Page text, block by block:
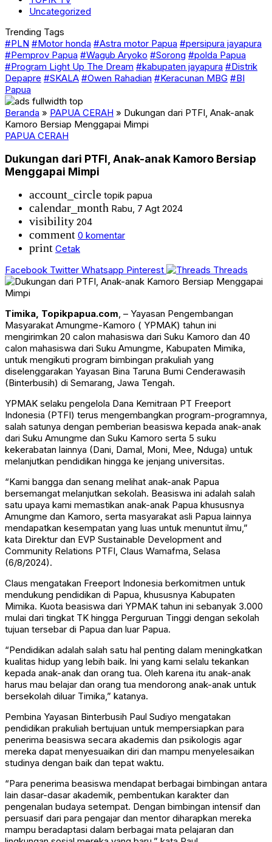
Uncategorized
Trending Tags
#PLN #Motor honda #Astra motor Papua #persipura jayapura
#Pemprov Papua #Wagub Aryoko #Sorong #polda Papua
#Program Light Up The Dream #kabupaten jayapura #Distrik
Depapre #SKALA #Owen Rahadian #Keracunan MBG #BI
Papua
Beranda » PAPUA CERAH » Dukungan dari PTFI, Anak-anak
Kamoro Bersiap Menggapai Mimpi
PAPUA CERAH
Dukungan dari PTFI, Anak-anak Kamoro Bersiap
Menggapai Mimpi
account_circle topik papua
calendar_month Rabu, 7 Agt 2024
visibility 204
comment 0 komentar
print Cetak
Facebook Twitter Whatsapp Pinterest Threads
Timika, Topikpapua.com, – Yayasan Pengembangan
Masyarakat Amungme-Kamoro ( YPMAK) tahun ini
mengirimkan 20 calon mahasiswa dari Suku Kamoro dan 40
calon mahasiswa dari Suku Amungme, Kabupaten Mimika,
untuk mengikuti program bimbingan prakuliah yang
diselenggarakan Yayasan Bina Taruna Bumi Cenderawasih
(Binterbusih) di Semarang, Jawa Tengah.
YPMAK selaku pengelola Dana Kemitraan PT Freeport
Indonesia (PTFI) terus mengembangkan program-programnya,
salah satunya dengan pemberian beasiswa kepada anak-anak
dari Suku Amungme dan Suku Kamoro serta 5 suku
kekerabatan lainnya (Dani, Damal, Moni, Mee, Nduga) untuk
melanjutkan pendidikan hingga ke jenjang universitas.
“Kami bangga dan senang melihat anak-anak Papua
bersemangat melanjutkan sekolah. Beasiswa ini adalah salah
satu upaya kami memastikan anak-anak Papua khususnya
Amungme dan Kamoro, serta masyarakat asli Papua lainnya
mendapatkan kesempatan yang luas untuk menuntut ilmu,”
kata Direktur dan EVP Sustainable Development and
Community Relations PTFI, Claus Wamafma, Selasa
(6/8/2024).
Claus mengatakan Freeport Indonesia berkomitmen untuk
mendukung pendidikan di Papua, khususnya Kabupaten
Mimika. Kuota beasiswa dari YPMAK tahun ini sebanyak 3.000
mulai dari tingkat TK hingga Perguruan Tinggi dengan sekolah
tujuan tersebar di Papua dan luar Papua.
“Pendidikan adalah salah satu hal penting dalam meningkatkan
kualitas hidup yang lebih baik. Ini yang kami selalu tekankan
kepada anak-anak dan orang tua. Oleh karena itu anak-anak
harus mau belajar dan orang tua mendorong anak-anak untuk
bersekolah diluar Timika,” katanya.
Pembina Yayasan Binterbusih Paul Sudiyo mengatakan
pendidikan prakuliah bertujuan untuk mempersiapkan para
penerima beasiswa secara akademis dan psikologis agar
mereka dapat menyesuaikan diri dan mampu menyelesaikan
studinya dengan baik dan tepat waktu.
“Para penerima beasiswa mendapat berbagai bimbingan antara
lain dasar-dasar akademik, pembentukan karakter dan
pengenalan budaya setempat. Dengan bimbingan intensif dan
persuasif dari para pengajar dan mentor diharapkan mereka
mampu beradaptasi dalam berbagai mata pelajaran dan